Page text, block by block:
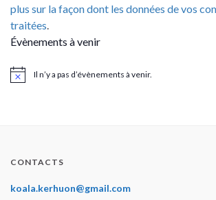
plus sur la façon dont les données de vos
traitées.
Évènements à venir
NoticeIl n’y a pas d’évènements à venir.
CONTACTS
koala.kerhuon@gmail.com